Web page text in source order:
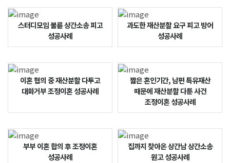
스터디모임 불륜 상간소송 피고
성공사례
과도한 재산분할 요구 피고 방어
성공사례
이혼 협의 중 재산분할 다투고
대화거부 조정이혼 성공사례
짧은 혼인기간, 남편 특유재산
때문에 재산분할 다툰 사건
조정이혼 성공사례
부부 이혼 합의 후 조정이혼
성공사례
집까지 찾아온 상간남 상간소송
원고 성공사례